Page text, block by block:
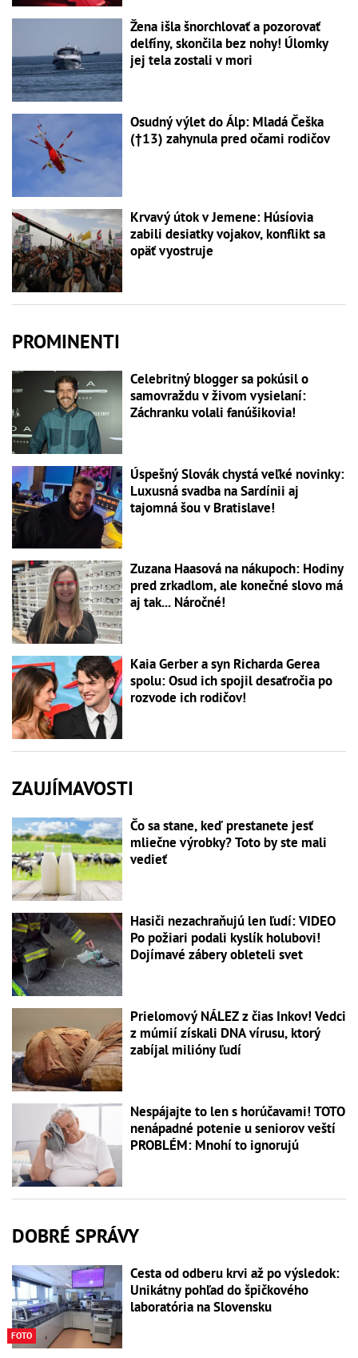
Žena išla šnorchlovať a pozorovať
delfíny, skončila bez nohy! Úlomky
jej tela zostali v mori
Osudný výlet do Álp: Mladá Češka
(†13) zahynula pred očami rodičov
Krvavý útok v Jemene: Húsíovia
zabili desiatky vojakov, konflikt sa
opäť vyostruje
PROMINENTI
Celebritný blogger sa pokúsil o
samovraždu v živom vysielaní:
Záchranku volali fanúšikovia!
Úspešný Slovák chystá veľké novinky:
Luxusná svadba na Sardínii aj
tajomná šou v Bratislave!
Zuzana Haasová na nákupoch: Hodiny
pred zrkadlom, ale konečné slovo má
aj tak... Náročné!
Kaia Gerber a syn Richarda Gerea
spolu: Osud ich spojil desaťročia po
rozvode ich rodičov!
ZAUJÍMAVOSTI
Čo sa stane, keď prestanete jesť
mliečne výrobky? Toto by ste mali
vedieť
Hasiči nezachraňujú len ľudí: VIDEO
Po požiari podali kyslík holubovi!
Dojímavé zábery obleteli svet
Prielomový NÁLEZ z čias Inkov! Vedci
z múmií získali DNA vírusu, ktorý
zabíjal milióny ľudí
Nespájajte to len s horúčavami! TOTO
nenápadné potenie u seniorov veští
PROBLÉM: Mnohí to ignorujú
DOBRÉ SPRÁVY
FOTO
Cesta od odberu krvi až po výsledok:
Unikátny pohľad do špičkového
laboratória na Slovensku